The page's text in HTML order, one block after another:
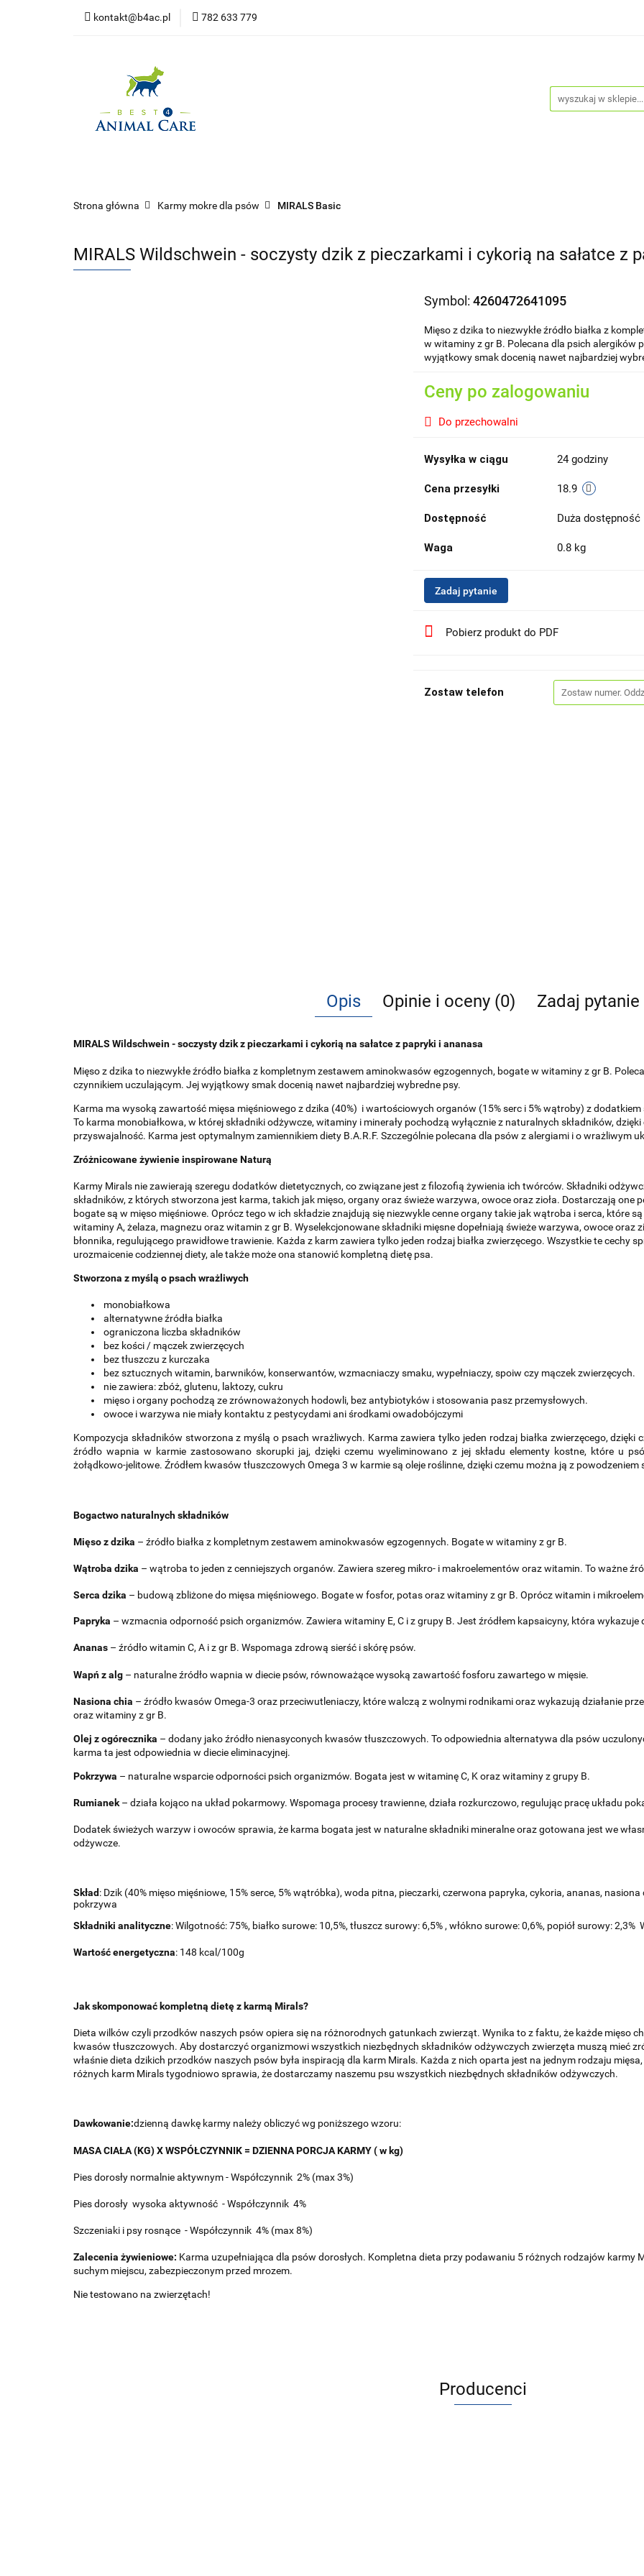
kontakt@b4ac.pl 782 633 779
Strona główna
Strona główna Karmy mokre dla psów MIRALS Basic
MIRALS Wildschwein - soczysty dzik z pieczarkami i cykorią na sałatce z
Symbol: 4260472641095
Mięso z dzika to niezwykłe źródło białka z
w witaminy z gr B. Polecana dla psich alergików
wyjątkowy smak docenią nawet najbardziej
Ceny po zalogowaniu
Do przechowalni
Wysyłka w ciągu 24 godziny
Cena przesyłki 18.9
Dostępność Duża dostępność
Waga 0.8 kg
Zadaj pytanie
Pobierz produkt do PDF
Zostaw telefon
Opis Opinie i oceny (0) Zadaj pytanie
MIRALS Wildschwein - soczysty dzik z pieczarkami i cykorią na sałatce z papryki i ananasa
Mięso z dzika to niezwykłe źródło białka z kompletnym zestawem aminokwasów egzogennych, bogate w witaminy z gr B.
czynnikiem uczulającym. Jej wyjątkowy smak docenią nawet najbardziej wybredne psy.
Karma ma wysoką zawartość mięsa mięśniowego z dzika (40%) i wartościowych organów (15% serc i 5% wątroby) z dodatkiem
To karma monobiałkowa, w której składniki odżywcze, witaminy i minerały pochodzą wyłącznie z naturalnych składników,
przyswajalność. Karma jest optymalnym zamiennikiem diety B.A.R.F. Szczególnie polecana dla psów z alergiami i o wrażliwym
Zróżnicowane żywienie inspirowane Naturą
Karmy Mirals nie zawierają szeregu dodatków dietetycznych, co związane jest z filozofią żywienia ich twórców. Składniki
składników, z których stworzona jest karma, takich jak mięso, organy oraz świeże warzywa, owoce oraz zioła. Dostarczają one
bogate są w mięso mięśniowe. Oprócz tego w ich składzie znajdują się niezwykle cenne organy takie jak wątroba i serca, które
witaminy A, żelaza, magnezu oraz witamin z gr B. Wyselekcjonowane składniki mięsne dopełniają świeże warzywa, owoce oraz
błonnika, regulującego prawidłowe trawienie. Każda z karm zawiera tylko jeden rodzaj białka zwierzęcego. Wszystkie te cechy
urozmaicenie codziennej diety, ale także może ona stanowić kompletną dietę psa.
Stworzona z myślą o psach wrażliwych
monobiałkowa
alternatywne źródła białka
ograniczona liczba składników
bez kości / mączek zwierzęcych
bez tłuszczu z kurczaka
bezsztucznych witamin, barwników, konserwantów, wzmacniaczy smaku, wypełniaczy, spoiw czy mączek zwierzęcych.
nie zawiera: zbóż, glutenu, laktozy, cukru
mięso i organy pochodzą ze zrównoważonych hodowli, bez antybiotyków i stosowania pasz przemysłowych.
owoce i warzywa nie miały kontaktu z pestycydami ani środkami owadobójczymi
Kompozycja składników stworzona z myślą o psach wrażliwych. Karma zawiera tylko jeden rodzaj białka zwierzęcego,
źródło wapnia w karmie zastosowano skorupki jaj, dzięki czemu wyeliminowano z jej składu elementy kostne, które u
żołądkowo-jelitowe. Źródłem kwasów tłuszczowych Omega 3 w karmie są oleje roślinne, dzięki czemu można ją z
Bogactwo naturalnych składników
Mięso z dzika – źródło białka z kompletnym zestawem aminokwasów egzogennych. Bogate w witaminy z gr B.
Wątroba dzika – wątroba to jeden z cenniejszych organów. Zawiera szereg mikro- i makroelementów oraz witamin. To ważne
Serca dzika – budową zbliżone do mięsa mięśniowego. Bogate w fosfor, potas oraz witaminy z gr B. Oprócz witamin i
Papryka – wzmacnia odporność psich organizmów. Zawiera witaminy E, C i z grupy B. Jest źródłem kapsaicyny, która wykazuje
Ananas – źródło witamin C, A i z gr B. Wspomaga zdrową sierść i skórę psów.
Wapń z alg – naturalne źródło wapnia w diecie psów, równoważące wysoką zawartość fosforu zawartego w mięsie.
Nasiona chia – źródło kwasów Omega-3 oraz przeciwutleniaczy, które walczą z wolnymi rodnikami oraz wykazują działanie
oraz witaminy z gr B.
Olej z ogórecznika – dodany jako źródło nienasyconych kwasów tłuszczowych. To odpowiednia alternatywa dla psów
karma ta jest odpowiednia w diecie eliminacyjnej.
Pokrzywa – naturalne wsparcie odporności psich organizmów. Bogata jest w witaminę C, K oraz witaminy z grupy B.
Rumianek – działa kojąco na układ pokarmowy. Wspomaga procesy trawienne, działa rozkurczowo, regulując pracę układu
Dodatek świeżych warzyw i owoców sprawia, że karma bogata jest w naturalne składniki mineralne oraz gotowana jest we
odżywcze.
Skład: Dzik (40% mięso mięśniowe, 15% serce, 5% wątróbka), woda pitna, pieczarki, czerwona papryka, cykoria, ananas,
pokrzywa
Składniki analityczne: Wilgotność: 75%, białko surowe: 10,5%, tłuszcz surowy: 6,5% , włókno surowe: 0,6%, popiół surowy: 2,3%
Wartość energetyczna: 148 kcal/100g
Jak skomponować kompletną dietę z karmą Mirals?
Dieta wilków czyli przodków naszych psów opiera się na różnorodnych gatunkach zwierząt. Wynika to z faktu, że każde mięso
kwasów tłuszczowych. Aby dostarczyć organizmowi wszystkich niezbędnych składników odżywczych zwierzęta muszą mieć
właśnie dieta dzikich przodków naszych psów była inspiracją dla karm Mirals. Każda z nich oparta jest na jednym rodzaju
różnych karm Mirals tygodniowo sprawia, że dostarczamy naszemu psu wszystkich niezbędnych składników odżywczych.
Dawkowanie:dzienną dawkę karmy należy obliczyć wg poniższego wzoru:
MASA CIAŁA (KG) X WSPÓŁCZYNNIK = DZIENNA PORCJA KARMY ( w kg)
Pies dorosły normalnie aktywnym - Współczynnik 2% (max 3%)
Pies dorosły wysoka aktywność - Współczynnik 4%
Szczeniaki i psy rosnące - Współczynnik 4% (max 8%)
Zalecenia żywieniowe: Karma uzupełniająca dla psów dorosłych. Kompletna dieta przy podawaniu 5 różnych rodzajów karmy
suchym miejscu, zabezpieczonym przed mrozem.
Nie testowano na zwierzętach!
Producenci